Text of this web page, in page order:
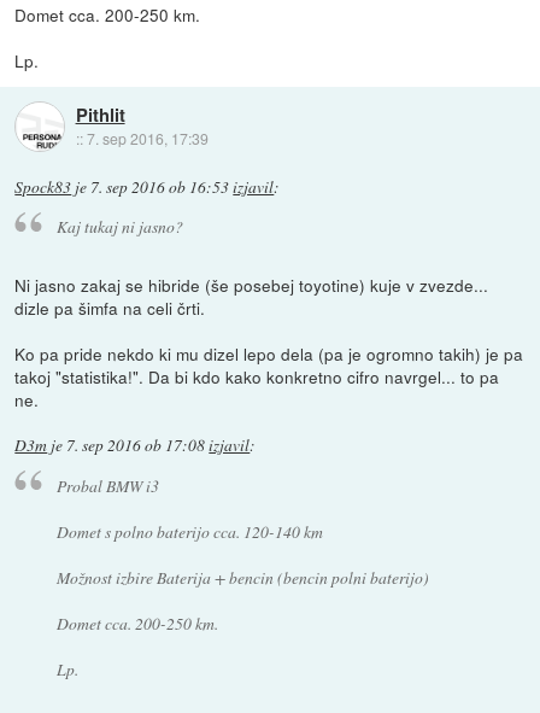
Domet cca. 200-250 km.
Lp.
Pithlit
::7. sep 2016, 17:39
Spock83 je 7. sep 2016 ob 16:53izjavil:
Kaj tukaj ni jasno?
Ni jasno zakaj se hibride (še posebej toyotine) kuje v zvezde...
dizle pa šimfa na celi črti.
Ko pa pride nekdo ki mu dizel lepo dela (pa je ogromno takih) je pa
takoj "statistika!". Da bi kdo kako konkretno cifro navrgel... to pa
ne.
D3m je 7. sep 2016 ob 17:08izjavil:
Probal BMW i3
Domet s polno baterijo cca. 120-140 km
Možnost izbire Baterija + bencin (bencin polni baterijo)
Domet cca. 200-250 km.
Lp.